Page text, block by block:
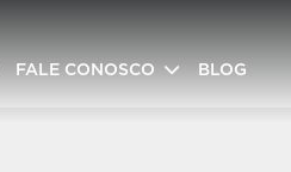
FALE CONOSCO BLOG